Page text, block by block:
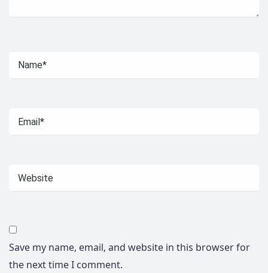
Save my name, email, and website in this browser for
the next time I comment.